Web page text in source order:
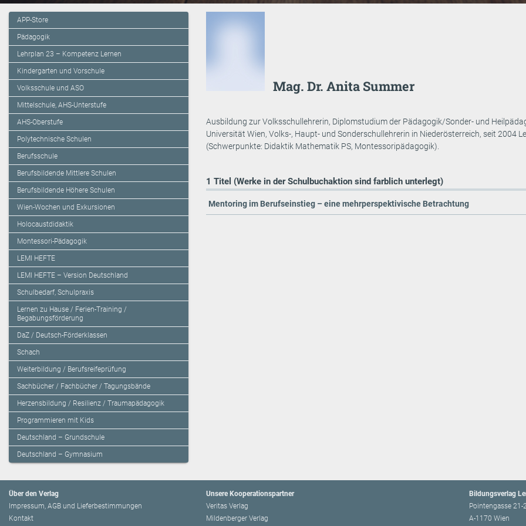
APP-Store
Pädagogik
Lehrplan 23 – Kompetenz Lernen
Kindergarten und Vorschule
Volksschule und ASO
Mittelschule, AHS-Unterstufe
AHS-Oberstufe
Polytechnische Schulen
Berufsschule
Berufsbildende Mittlere Schulen
Berufsbildende Höhere Schulen
Wien-Wochen und Exkursionen
Holocaustdidaktik
Montessori-Pädagogik
LEMI HEFTE
LEMI HEFTE – Version Deutschland
Schulbedarf, Schulpraxis
Lernen zu Hause / Ferien-Training /
Begabungsförderung
DaZ / Deutsch-Förderklassen
Schach
Weiterbildung / Berufsreifeprüfung
Sachbücher / Fachbücher / Tagungsbände
Herzensbildung / Resilienz / Traumapädagogik
Programmieren mit Kids
Deutschland – Grundschule
Deutschland – Gymnasium
Mag. Dr. Anita Summer
Ausbildung zur Volksschullehrerin, Diplomstudium der Pädagogik/Sonder- und
Universität Wien, Volks-, Haupt- und Sonderschullehrerin in Niederösterreich, seit 2004
(Schwerpunkte: Didaktik Mathematik PS, Montessoripädagogik).
1 Titel (Werke in der Schulbuchaktion sind farblich unterlegt)
Mentoring im Berufseinstieg – eine mehrperspektivische Betrachtung
Über den Verlag
Impressum, AGB und Lieferbestimmungen
Kontakt
Unsere Kooperationspartner
Veritas Verlag
Mildenberger Verlag
Bildungsverlag
Pointengasse 21-
A-1170 Wien